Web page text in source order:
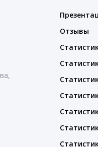
Отзывы